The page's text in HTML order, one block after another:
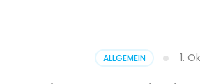
heute
seinen
ALLGEMEIN 1.